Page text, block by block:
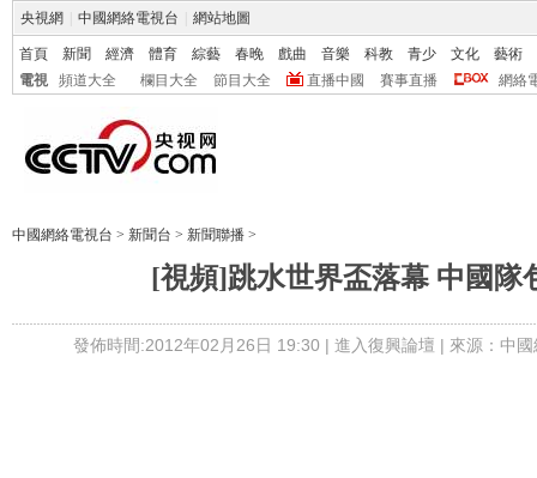
央視網 中國網絡電視台 網站地圖
首頁 新聞 經濟 體育 綜藝 春晚 戲曲 音樂 科教 青少 文化
藝術
電視
頻道大全 欄目大全 節目大全 直播中國 賽事直播 網絡
中國網絡電視台 > 新聞台 > 新聞聯播 >
[視頻]跳水世界盃落幕 中國隊
發佈時間:2012年02月26日 19:30 | 進入復興論壇 | 來源：中